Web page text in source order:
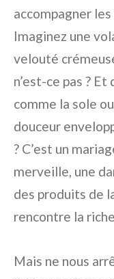
accompagner
Imaginez une
velouté
n’est-ce pas ?
comme la sole
douceur
? C’est un
merveille, une
des produits de
rencontre la
Mais ne nous